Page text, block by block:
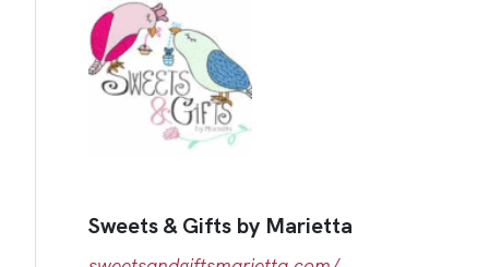
Sweets & Gifts by Marietta